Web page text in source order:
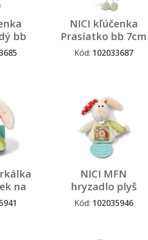
bb
NICI kľúčenka
Prasiatko bb 7cm
Talisminis
Dopredaj a výpredaj
Kód: 102033687
na
NICI MFN
hryzadlo plyš
Králiček
Kód: 102035946